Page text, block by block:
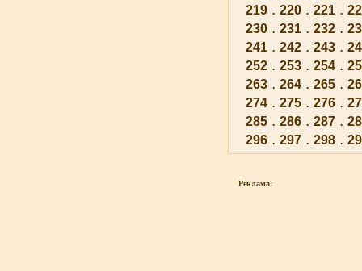
219 . 220 . 221 .
230 . 231 . 232 .
241 . 242 . 243 .
252 . 253 . 254 .
263 . 264 . 265 .
274 . 275 . 276 .
285 . 286 . 287 .
296 . 297 . 298 .
Реклама: